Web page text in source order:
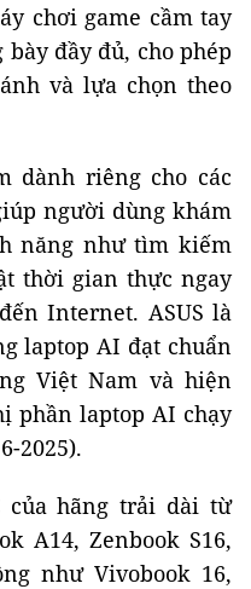
chơi game cầm tay
đầy đủ, cho phép
và lựa chọn theo
dành riêng cho các
người dùng khám
năng như tìm kiếm
thời gian thực ngay
Internet. ASUS là
laptop AI đạt chuẩn
Việt Nam và hiện
phần laptop AI chạy
2025).
của hãng trải dài từ
A14, Zenbook S16,
như Vivobook 16,